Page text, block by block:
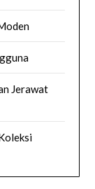
Jerawat